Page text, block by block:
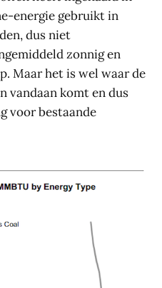
energie gebruikt in
dus niet
zonnig en
Maar het is wel waar de
vandaan komt en dus
voor bestaande